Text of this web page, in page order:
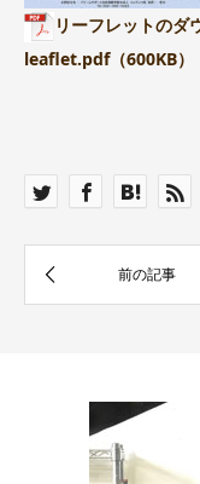
リーフレットの
leaflet.pdf（600KB）